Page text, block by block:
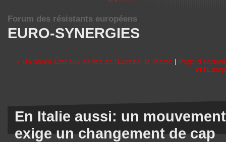
EURO-SYNERGIES
Forum des résistants européens
« Un narco-État aux portes de l’Europe: le Maroc | Page d'accueil
– et
En Italie aussi: un
exige un changement de cap